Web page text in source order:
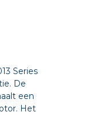
Series
De
een
Het